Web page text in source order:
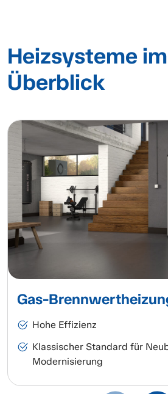
Heizsysteme im
Überblick
Gas-
Hohe Effizienz
Klassischer Standard für
Modernisierung